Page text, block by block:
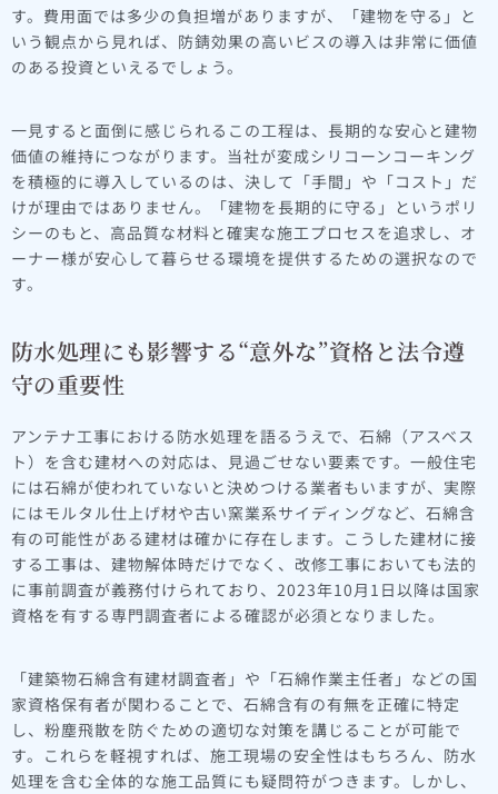
す。費用面では多少の負担増がありますが、「建物を守る」と
いう観点から見れば、防錆効果の高いビスの導入は非常に価値
のある投資といえるでしょう。
一見すると面倒に感じられるこの工程は、長期的な安心と建物
価値の維持につながります。当社が変成シリコーンコーキング
を積極的に導入しているのは、決して「手間」や「コスト」だ
けが理由ではありません。「建物を長期的に守る」というポリ
シーのもと、高品質な材料と確実な施工プロセスを追求し、オ
ーナー様が安心して暮らせる環境を提供するための選択なので
す。
防水処理にも影響する“意外な”資格と法令遵
守の重要性
アンテナ工事における防水処理を語るうえで、石綿（アスベス
ト）を含む建材への対応は、見過ごせない要素です。一般住宅
には石綿が使われていないと決めつける業者もいますが、実際
にはモルタル仕上げ材や古い窯業系サイディングなど、石綿含
有の可能性がある建材は確かに存在します。こうした建材に接
する工事は、建物解体時だけでなく、改修工事においても法的
に事前調査が義務付けられており、2023年10月1日以降は国家
資格を有する専門調査者による確認が必須となりました。
「建築物石綿含有建材調査者」や「石綿作業主任者」などの国
家資格保有者が関わることで、石綿含有の有無を正確に特定
し、粉塵飛散を防ぐための適切な対策を講じることが可能で
す。これらを軽視すれば、施工現場の安全性はもちろん、防水
処理を含む全体的な施工品質にも疑問符がつきます。しかし、